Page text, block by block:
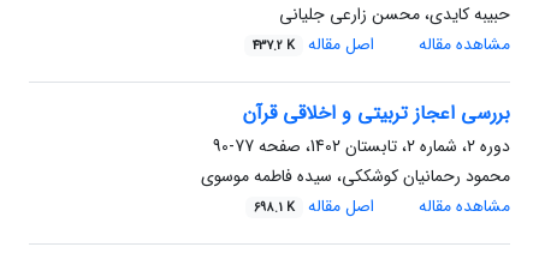
حبیبه کایدی، محسن زارعی جلیانی
مشاهده مقاله
اصل مقاله 437.2 K
بررسی اعجاز تربیتی و اخلاقی قرآن
دوره 2، شماره 2، تابستان 1402، صفحه
77-90
محمود رحمانیان کوشککی، سیده فاطمه موسوی
مشاهده مقاله
اصل مقاله 698.1 K